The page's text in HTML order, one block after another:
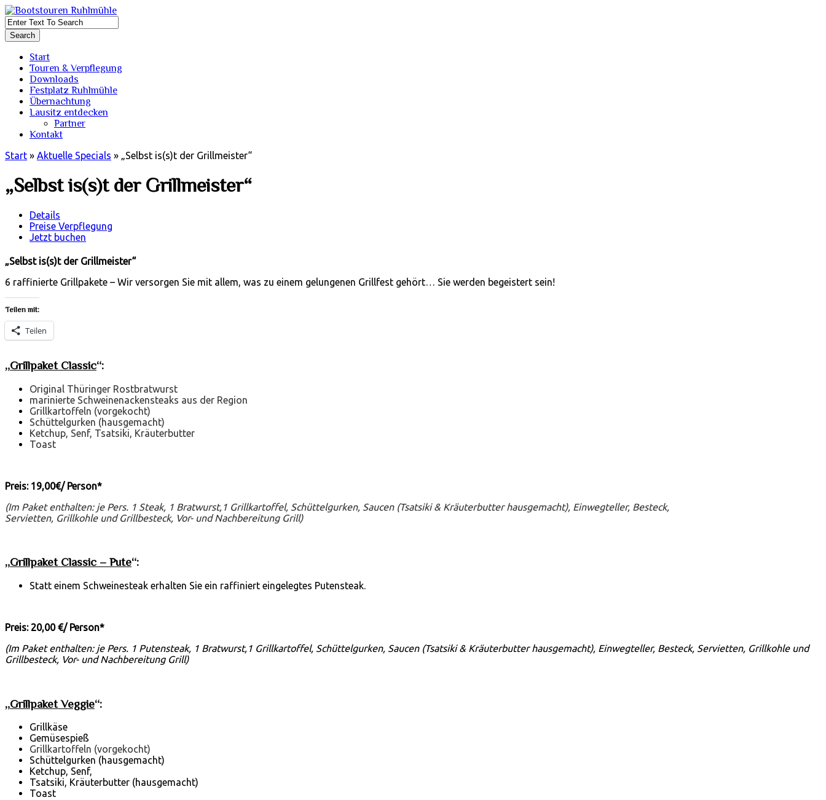
Start
Touren & Verpflegung
Downloads
Festplatz Ruhlmühle
Übernachtung
Lausitz entdecken
Partner
Kontakt
Start » Aktuelle Specials » „Selbst is(s)t der Grillmeister“
„Selbst is(s)t der Grillmeister“
Details
Preise Verpflegung
Jetzt buchen
„Selbst is(s)t der Grillmeister“
6 raffinierte Grillpakete – Wir versorgen Sie mit allem, was zu einem gelungenen Grillfest gehört… Sie werden begeistert sein!
Teilen mit:
Teilen
„Grillpaket Classic“:
Original Thüringer Rostbratwurst
marinierte Schweinenackensteaks aus der Region
Grillkartoffeln (vorgekocht)
Schüttelgurken (hausgemacht)
Ketchup, Senf, Tsatsiki, Kräuterbutter
Toast
Preis: 19,00€/ Person*
(Im Paket enthalten: je Pers. 1 Steak, 1 Bratwurst,1 Grillkartoffel, Schüttelgurken, Saucen (Tsatsiki & Kräuterbutter hausgemacht), Einwegteller, Besteck,
Servietten, Grillkohle und Grillbesteck, Vor- und Nachbereitung Grill)
„Grillpaket Classic – Pute“:
Statt einem Schweinesteak erhalten Sie ein raffiniert eingelegtes Putensteak.
Preis: 20,00 €/ Person*
(Im Paket enthalten: je Pers. 1 Putensteak, 1 Bratwurst,1 Grillkartoffel, Schüttelgurken, Saucen (Tsatsiki & Kräuterbutter hausgemacht), Einwegteller, Besteck, Servietten, Grillkohle und
Grillbesteck, Vor- und Nachbereitung Grill)
„Grillpaket Veggie“:
Grillkäse
Gemüsespieß
Grillkartoffeln (vorgekocht)
Schüttelgurken (hausgemacht)
Ketchup, Senf,
Tsatsiki, Kräuterbutter (hausgemacht)
Toast